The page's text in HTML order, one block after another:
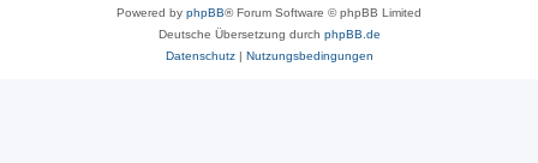
Powered by phpBB® Forum Software © phpBB Limited
Deutsche Übersetzung durch phpBB.de
Datenschutz| Nutzungsbedingungen